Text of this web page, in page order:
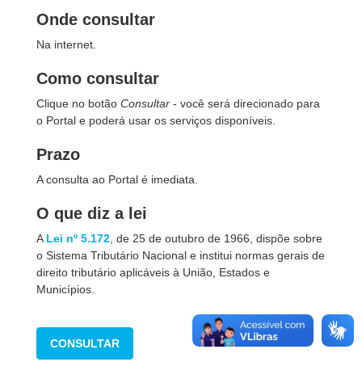
Onde consultar
Na internet.
Como consultar
Clique no botão Consultar - você será direcionado para
o Portal e poderá usar os serviços disponíveis.
Prazo
A consulta ao Portal é imediata.
O que diz a lei
A Lei nº 5.172 , de 25 de outubro de 1966, dispõe sobre
o Sistema Tributário Nacional e institui normas gerais de
direito tributário aplicáveis à União, Estados e
Municípios.
CONSULTAR